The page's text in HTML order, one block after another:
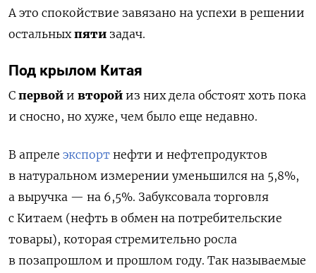
А это спокойствие завязано на успехи в решении
остальныхпяти задач.
Под крылом Китая
С первой и второй из них дела обстоят хоть пока
и сносно, но хуже, чем было еще недавно.
В апреле экспорт нефти и нефтепродуктов
в натуральном измерении уменьшился на 5,8%,
а выручка — на 6,5%. Забуксовала торговля
с Китаем (нефть в обмен на потребительские
товары), которая стремительно росла
в позапрошлом и прошлом году. Так называемые